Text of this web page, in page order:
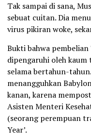
Tak sampai di sana,
sebuat cuitan. Dia
virus pikiran woke,
Bukti bahwa
dipengaruhi oleh
selama bertahun-
menangguhkan
kanan, karena
Asisten Menteri
(seorang perempuan
Year’.